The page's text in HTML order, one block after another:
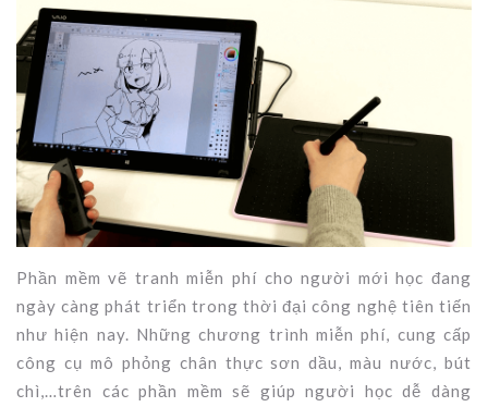
Phần mềm vẽ tranh miễn phí cho người mới học đang
ngày càng phát triển trong thời đại công nghệ tiên tiến
như hiện nay. Những chương trình miễn phí, cung cấp
công cụ mô phỏng chân thực sơn dầu, màu nước, bút
chì,…trên các phần mềm sẽ giúp người học dễ dàng